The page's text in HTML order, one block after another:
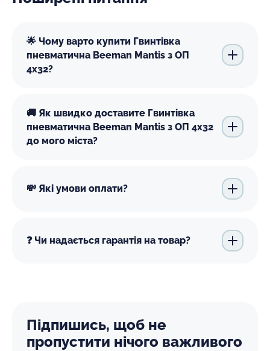
🌟 Чому варто купити Гвинтівка
пневматична Beeman Mantis з ОП
4х32?
🚚 Як швидко доставите Гвинтівка
пневматична Beeman Mantis з ОП 4х32
до мого міста?
💸 Які умови оплати?
❓ Чи надається гарантія на товар?
Підпишись, щоб не
пропустити нічого важливого